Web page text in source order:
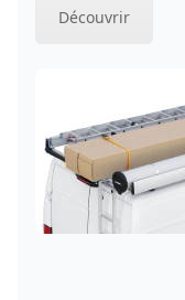
Découvrir